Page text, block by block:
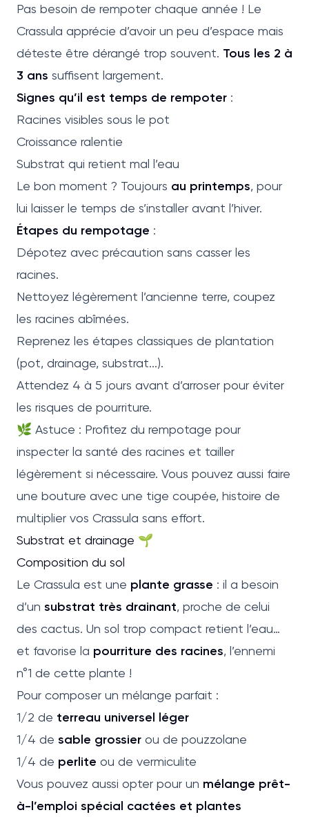
Pas besoin de rempoter chaque année ! Le
Crassula apprécie d’avoir un peu d’espace mais
déteste être dérangé trop souvent. Tous les 2 à
3 ans suffisent largement.
Signes qu’il est temps de rempoter :
Racines visibles sous le pot
Croissance ralentie
Substrat qui retient mal l’eau
Le bon moment ? Toujours au printemps, pour
lui laisser le temps de s’installer avant l’hiver.
Étapes du rempotage :
Dépotez avec précaution sans casser les
racines.
Nettoyez légèrement l’ancienne terre, coupez
les racines abîmées.
Reprenez les étapes classiques de plantation
(pot, drainage, substrat...).
Attendez 4 à 5 jours avant d’arroser pour éviter
les risques de pourriture.
🌿 Astuce : Profitez du rempotage pour
inspecter la santé des racines et tailler
légèrement si nécessaire. Vous pouvez aussi faire
une bouture avec une tige coupée, histoire de
multiplier vos Crassula sans effort.
Substrat et drainage 🌱
Composition du sol
Le Crassula est une plante grasse : il a besoin
d’un substrat très drainant, proche de celui
des cactus. Un sol trop compact retient l’eau…
et favorise la pourriture des racines, l’ennemi
n°1 de cette plante !
Pour composer un mélange parfait :
1/2 de terreau universel léger
1/4 de sable grossier ou de pouzzolane
1/4 de perlite ou de vermiculite
Vous pouvez aussi opter pour un mélange prêt-
à-l’emploi spécial cactées et plantes